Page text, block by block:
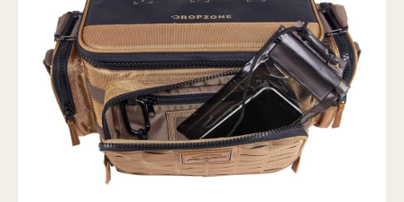
Otros
Ver toda la tienda →
Contáctanos